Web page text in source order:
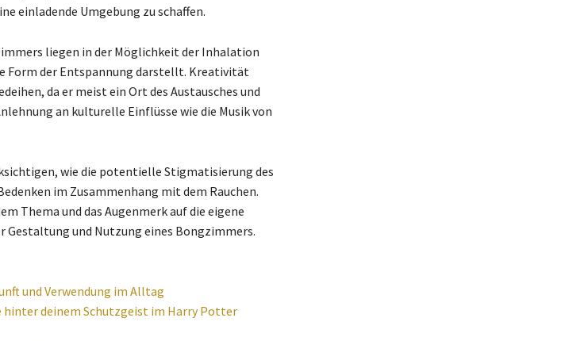
einladende Umgebung zu schaffen.
liegen in der Möglichkeit der Inhalation
Form der Entspannung darstellt. Kreativität
da er meist ein Ort des Austausches und
an kulturelle Einflüsse wie die Musik von
wie die potentielle Stigmatisierung des
im Zusammenhang mit dem Rauchen.
Thema und das Augenmerk auf die eigene
Gestaltung und Nutzung eines Bongzimmers.
und Verwendung im Alltag
hinter deinem Schutzgeist im Harry Potter